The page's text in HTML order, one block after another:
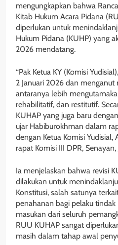
mengungkapkan bahwa
Kitab Hukum Acara Pidana
diperlukan untuk
Hukum Pidana (KUHP) yang
2026 mendatang.
“Pak Ketua KY (Komisi
2 Januari 2026 dan menganut
antaranya lebih
rehabilitatif, dan restitutif.
KUHAP yang juga baru
ujar Habiburokhman dalam
dengan Ketua Komisi Yudisial,
rapat Komisi III DPR,
Ia menjelaskan bahwa revisi
dilakukan untuk
Konstitusi, salah satunya
penahanan bagi pelaku tindak
masukan dari seluruh
RUU KUHAP sangat
masih dalam tahap awal